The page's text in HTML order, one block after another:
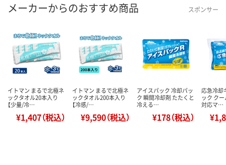
メーカーからのおすすめ商品 スポンサー
イトマン まるで北極ネ
ックタオル20本入り
【少量/冷…
¥1,407（税込）
イトマン まるで北極ネ
ックタオル200本入り
【冷感/…
¥9,590（税込）
アイスパック 冷却パッ
ク 瞬間冷却剤 たたくと
冷える…
¥178（税込）
応急冷却
ック ク
対応マ…